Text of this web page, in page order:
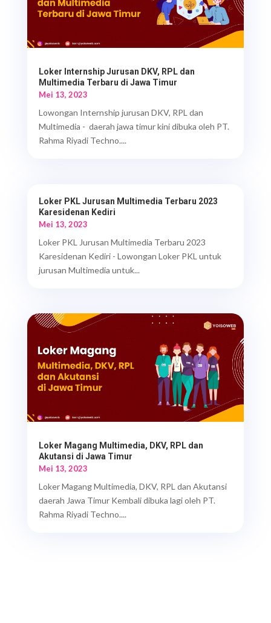
Loker Internship Jurusan DKV, RPL dan
Multimedia Terbaru di Jawa Timur
Mei 13, 2023
Lowongan Internship jurusan DKV, RPL dan
Multimedia - daerah jawa timur kini dibuka oleh PT.
Rahma Riyadi Techno....
Loker PKL Jurusan Multimedia Terbaru 2023
Karesidenan Kediri
Mei 13, 2023
Loker PKL Jurusan Multimedia Terbaru 2023
Karesidenan Kediri - Lowongan Loker PKL untuk
jurusan Multimedia untuk...
Loker Magang Multimedia, DKV, RPL dan
Akutansi di Jawa Timur
Mei 13, 2023
Loker Magang Multimedia, DKV, RPL dan Akutansi
daerah Jawa Timur Kembali dibuka lagi oleh PT.
Rahma Riyadi Techno....